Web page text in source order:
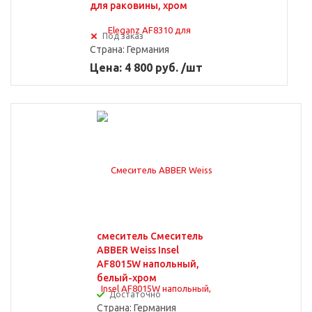
для раковины, хром
Под заказ
Страна: Германия
Цена: 4 800 руб. /шт
смеситель Смеситель
ABBER Weiss Insel
AF8015W напольный,
белый-хром
Достаточно
Страна: Германия